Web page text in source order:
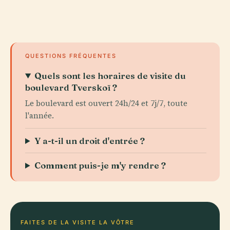
QUESTIONS FRÉQUENTES
Quels sont les horaires de visite du
boulevard Tverskoï ?
Le boulevard est ouvert 24h/24 et 7j/7, toute
l'année.
Y a-t-il un droit d'entrée ?
Comment puis-je m'y rendre ?
FAITES DE LA VISITE LA VÔTRE